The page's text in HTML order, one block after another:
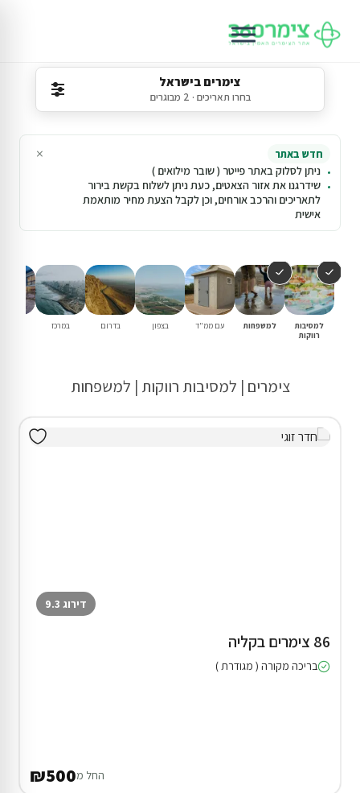
צימרים בישראל
בחרו תאריכים · 2 מבוגרים
חדש באתר
ניתן לסלוק באתר פייטר ( שובר מילואים )
שידרגנו את אזור הצאטים, כעת ניתן לשלוח בקשת בירור
לתאריכים והרכב אורחים, וכן לקבל הצעת מחיר מותאמת
אישית
×
למסיבות
רווקות
למשפחות עם ממ"ד בצפון בדרום במרכז
צימרים | למסיבות רווקות | למשפחות
דירוג 9.3
86 צימרים בקליה
בריכה מקורה ( מגודרת )
החל מ₪500